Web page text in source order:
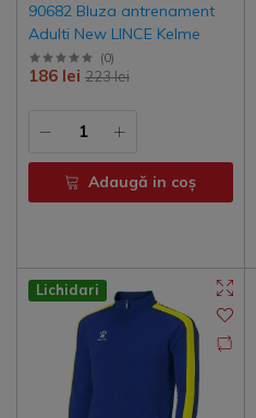
90682 Bluza antrenament
Adulti New LINCE Kelme
(0)
223 lei
186 lei
Adaugă in coş
Lichidari